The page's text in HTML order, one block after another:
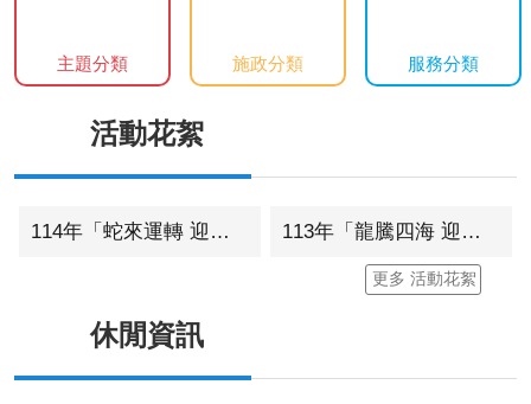
主題分類 施政分類 服務分類
活動花絮
114年「蛇來運轉 迎新贈春聯」活動 113年「龍騰四海 迎新贈春聯」活動
更多 活動花絮
休閒資訊